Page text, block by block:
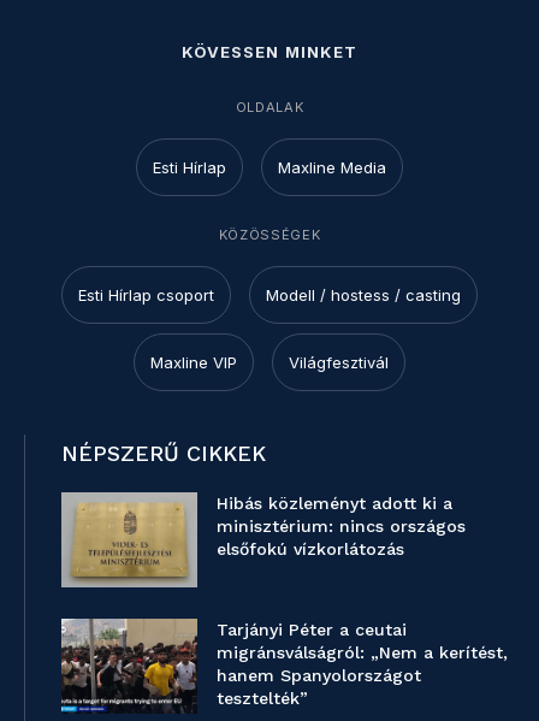
KÖVESSEN MINKET
OLDALAK
Esti Hírlap Maxline Media
KÖZÖSSÉGEK
Esti Hírlap csoport Modell / hostess / casting
Maxline VIP Világfesztivál
NÉPSZERŰ CIKKEK
Hibás közleményt adott ki a
minisztérium: nincs országos
elsőfokú vízkorlátozás
Tarjányi Péter a ceutai
migránsválságról: „Nem a kerítést,
hanem Spanyolországot
tesztelték”